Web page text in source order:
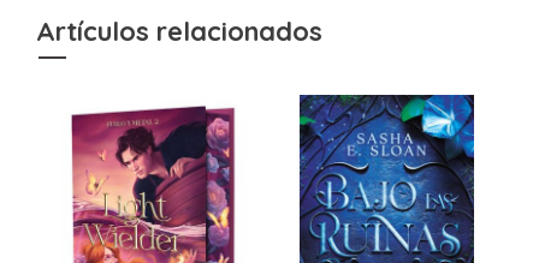
Artículos relacionados